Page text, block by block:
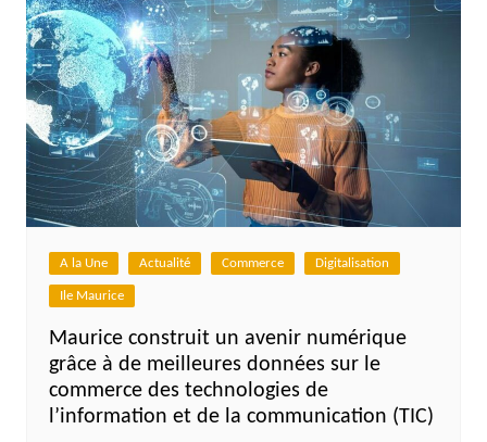
A la Une Actualité Commerce Digitalisation
Ile Maurice
Maurice construit un avenir numérique
grâce à de meilleures données sur le
commerce des technologies de
l’information et de la communication (TIC)